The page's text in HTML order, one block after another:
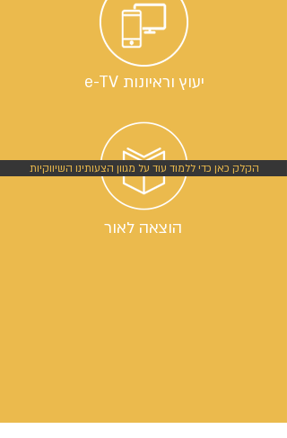
יעוץ וראיונות e-TV
הוצאה לאור
הקלק כאן כדי ללמוד עוד על מגוון הצעותינו השיווקיות